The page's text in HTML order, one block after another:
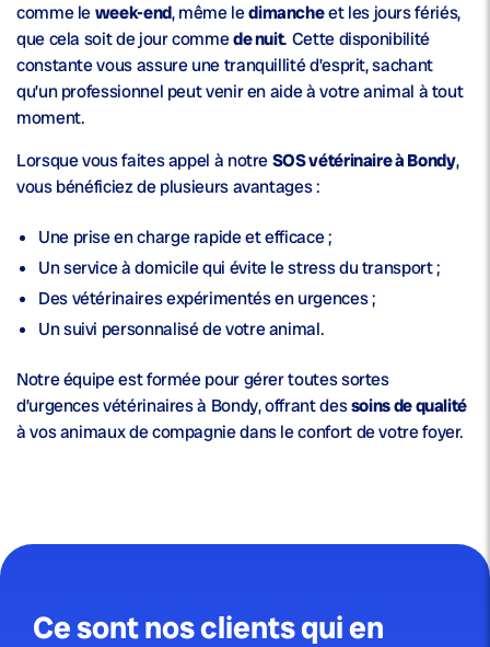
comme leweek-end, même ledimancheet les jours fériés,
que cela soit de jour commede nuit. Cette disponibilité
constante vous assure une tranquillité d’esprit, sachant
qu’un professionnel peut venir en aide à votre animal à tout
moment.
Lorsque vous faites appel à notreSOS vétérinaire à Bondy,
vous bénéficiez de plusieurs avantages :
Une prise en charge rapide et efficace ;
Un service à domicile qui évite le stress du transport ;
Des vétérinaires expérimentés en urgences ;
Un suivi personnalisé de votre animal.
Notre équipe est formée pour gérer toutes sortes
d’urgences vétérinaires à Bondy, offrant dessoins de qualité
à vos animaux de compagnie dans le confort de votre foyer.
Ce sont nos clients qui en